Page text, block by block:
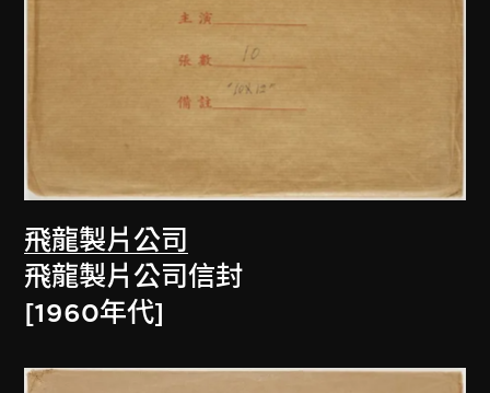
飛龍製片公司
飛龍製片公司信封
[1960年代]